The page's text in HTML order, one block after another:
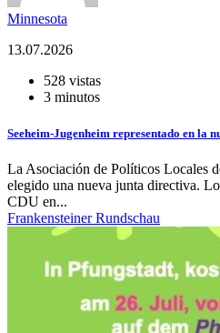
Minnesota
13.07.2026
528 vistas
3 minutos
Seeheim-Jugenheim representado en la
La Asociación de Políticos Locales
elegido una nueva junta directiva.
CDU en...
Frankensteiner Rundschau